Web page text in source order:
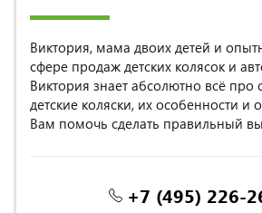
Виктория, мама двоих детей и
сфере продаж детских колясок и
Виктория знает абсолютно всё
детские коляски, их особенности и
Вам помочь сделать правильный
+7 (495) 226-